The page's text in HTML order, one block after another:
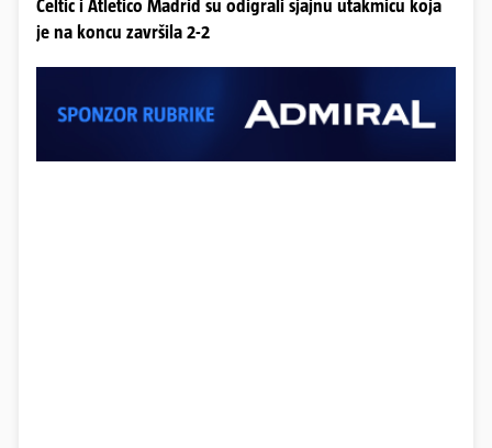
Celtic i Atletico Madrid su odigrali sjajnu utakmicu koja
je na koncu završila 2-2